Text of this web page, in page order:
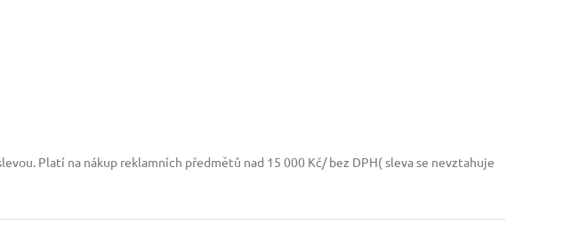
Platí na nákup reklamních předmětů nad 15 000 Kč/ bez DPH( sleva se nevztahuje